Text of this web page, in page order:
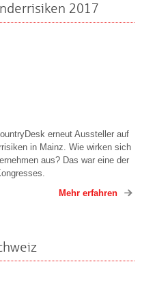
2017
erneut Aussteller auf
in Mainz. Wie wirken sich
aus? Das war eine der
Mehr erfahren